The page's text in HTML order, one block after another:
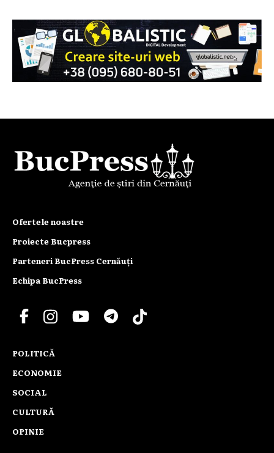
Ofertele noastre
Proiecte Bucpress
Parteneri BucPress Cernăuți
Echipa BucPress
POLITICĂ
ECONOMIE
SOCIAL
CULTURĂ
OPINIE